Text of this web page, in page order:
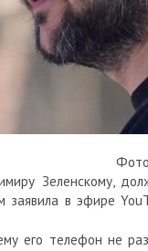
Зеленскому,
в эфире
его телефон не